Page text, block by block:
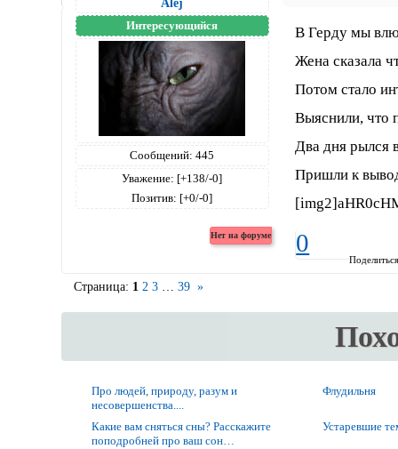
Интересующийся
Сообщений: 445
Уважение: [+138/-0]
Позитив: [+0/-0]
В Герду мы
Жена сказала
Потом стало
Выяснили, что
Два дня рылся
Пришли к
0
Страница: 1 2 3 … 39 »
Про людей, природу, разум и
несовершенства....
Флудильня
Какие вам сняться сны? Расскажите
поподробней про ваш сон…
Устаревшие